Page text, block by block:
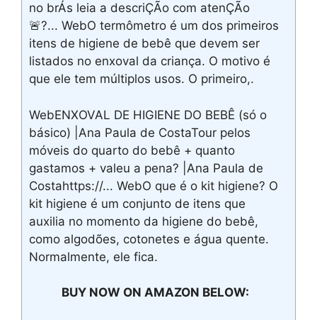
no brÁs leia a descriÇÃo com atenÇÃo
🚨?... WebO termômetro é um dos primeiros
itens de higiene de bebê que devem ser
listados no enxoval da criança. O motivo é
que ele tem múltiplos usos. O primeiro,.
WebENXOVAL DE HIGIENE DO BEBÊ (só o
básico) |Ana Paula de CostaTour pelos
móveis do quarto do bebê + quanto
gastamos + valeu a pena? |Ana Paula de
Costahttps://... WebO que é o kit higiene? O
kit higiene é um conjunto de itens que
auxilia no momento da higiene do bebê,
como algodões, cotonetes e água quente.
Normalmente, ele fica.
BUY NOW ON AMAZON BELOW: